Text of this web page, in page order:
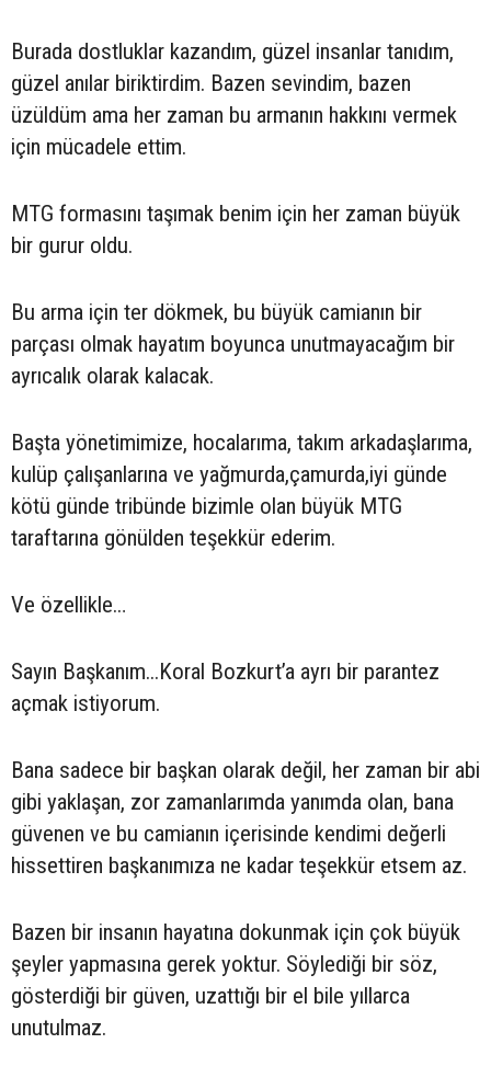
Burada dostluklar kazandım, güzel insanlar tanıdım,
güzel anılar biriktirdim. Bazen sevindim, bazen
üzüldüm ama her zaman bu armanın hakkını vermek
için mücadele ettim.
MTG formasını taşımak benim için her zaman büyük
bir gurur oldu.
Bu arma için ter dökmek, bu büyük camianın bir
parçası olmak hayatım boyunca unutmayacağım bir
ayrıcalık olarak kalacak.
Başta yönetimimize, hocalarıma, takım arkadaşlarıma,
kulüp çalışanlarına ve yağmurda,çamurda,iyi günde
kötü günde tribünde bizimle olan büyük MTG
taraftarına gönülden teşekkür ederim.
Ve özellikle…
Sayın Başkanım...Koral Bozkurt’a ayrı bir parantez
açmak istiyorum.
Bana sadece bir başkan olarak değil, her zaman bir abi
gibi yaklaşan, zor zamanlarımda yanımda olan, bana
güvenen ve bu camianın içerisinde kendimi değerli
hissettiren başkanımıza ne kadar teşekkür etsem az.
Bazen bir insanın hayatına dokunmak için çok büyük
şeyler yapmasına gerek yoktur. Söylediği bir söz,
gösterdiği bir güven, uzattığı bir el bile yıllarca
unutulmaz.